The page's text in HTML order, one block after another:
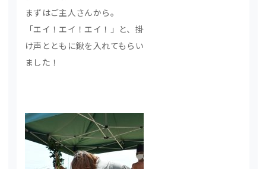
まずはご主人さんから。
「エイ！エイ！エイ！」と、掛
け声とともに鍬を入れてもらい
ました！